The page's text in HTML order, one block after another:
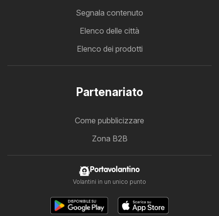
Segnala contenuto
Elenco delle città
Elenco dei prodotti
Partenariato
Come pubblicizzare
Zona B2B
Portavolantino
Volantini in un unico punto